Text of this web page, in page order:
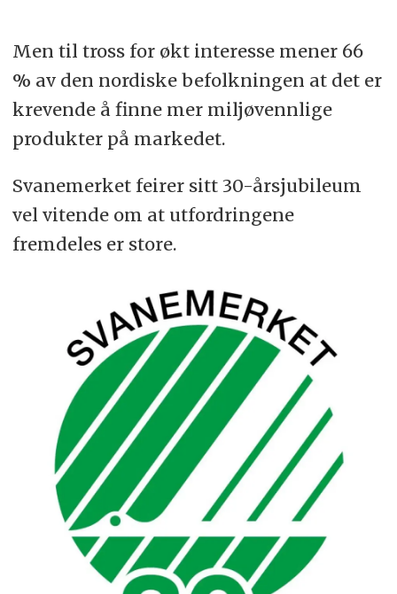
Men til tross for økt interesse mener 66
% av den nordiske befolkningen at det er
krevende å finne mer miljøvennlige
produkter på markedet.
Svanemerket feirer sitt 30-årsjubileum
vel vitende om at utfordringene
fremdeles er store.